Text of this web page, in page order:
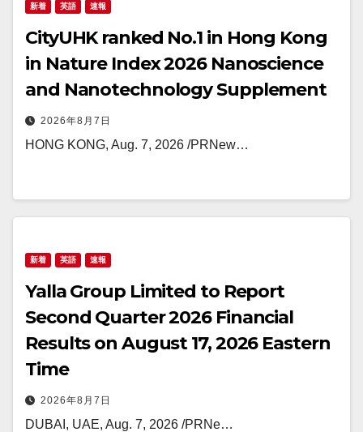
新着 英語 速報
CityUHK ranked No.1 in Hong Kong
in Nature Index 2026 Nanoscience
and Nanotechnology Supplement
2026年8月7日
HONG KONG, Aug. 7, 2026 /PRNew…
新着 英語 速報
Yalla Group Limited to Report
Second Quarter 2026 Financial
Results on August 17, 2026 Eastern
Time
2026年8月7日
DUBAI, UAE, Aug. 7, 2026 /PRNe…